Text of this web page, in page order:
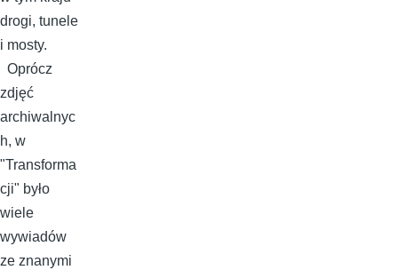
drogi, tunele
i mosty.
Oprócz
zdjęć
archiwalnyc
h, w
"Transforma
cji" było
wiele
wywiadów
ze znanymi